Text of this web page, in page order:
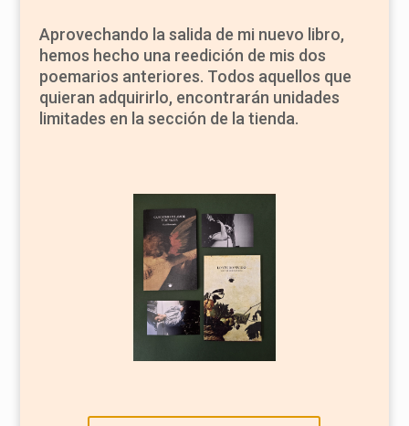
Aprovechando la salida de mi nuevo libro,
hemos hecho una reedición de mis dos
poemarios anteriores. Todos aquellos que
quieran adquirirlo, encontrarán unidades
limitades en la sección de la tienda.